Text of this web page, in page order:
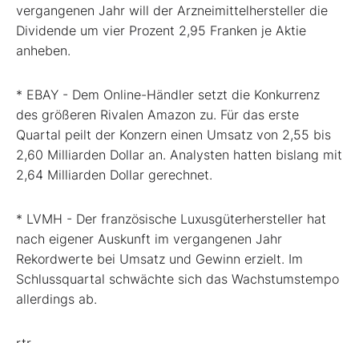
vergangenen Jahr will der Arzneimittelhersteller die
Dividende um vier Prozent 2,95 Franken je Aktie
anheben.
* EBAY - Dem Online-Händler setzt die Konkurrenz
des größeren Rivalen Amazon zu. Für das erste
Quartal peilt der Konzern einen Umsatz von 2,55 bis
2,60 Milliarden Dollar an. Analysten hatten bislang mit
2,64 Milliarden Dollar gerechnet.
* LVMH - Der französische Luxusgüterhersteller hat
nach eigener Auskunft im vergangenen Jahr
Rekordwerte bei Umsatz und Gewinn erzielt. Im
Schlussquartal schwächte sich das Wachstumstempo
allerdings ab.